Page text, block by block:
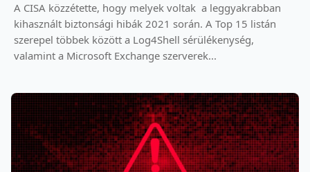
A CISA közzétette, hogy melyek voltak a leggyakrabban
kihasznált biztonsági hibák 2021 során. A Top 15 listán
szerepel többek között a Log4Shell sérülékenység,
valamint a Microsoft Exchange szerverek...